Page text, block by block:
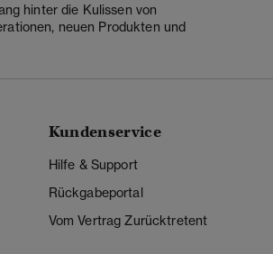
hinter die Kulissen von
neuen Produkten und
Kundenservice
Hilfe & Support
Rückgabeportal
Vom Vertrag Zurücktretent